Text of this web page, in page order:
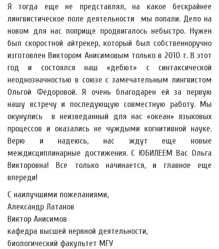
Я тогда еще не представлял, на какое бескрайнее
лингвистическое поле деятельности мы попали. Дело на
новом для нас поприще продвигалось небыстро. Нужен
был скоростной айтрекер, который был собственноручно
изготовлен Виктором Анисимовым только в 2010 г. В этот
год и состоялся наш «дебют» с синтаксической
неоднозначностью в союзе с замечательным лингвистом
Ольгой Федоровой. Я очень благодарен ей за первую
нашу встречу и последующую совместную работу. Мы
окунулись в неизведанный для нас «океан» языковых
процессов и оказались не чуждыми когнитивной науке.
Верю и надеюсь, нас ждут еще новые
междисциплинарные достижения. С ЮБИЛЕЕМ Вас Ольга
Викторовна! Все только начинается, и главное еще
впереди!
С наилучшими пожеланиями,
Александр Латанов
Виктор Анисимов
кафедра высшей нервной деятельности,
биологический факультет МГУ